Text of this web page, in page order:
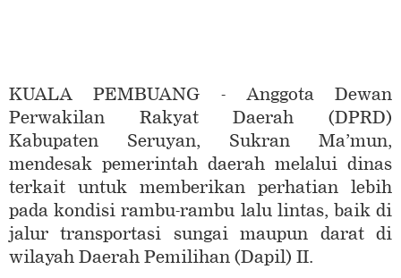
KUALA PEMBUANG - Anggota Dewan
Perwakilan Rakyat Daerah (DPRD)
Kabupaten Seruyan, Sukran Ma’mun,
mendesak pemerintah daerah melalui dinas
terkait untuk memberikan perhatian lebih
pada kondisi rambu-rambu lalu lintas, baik di
jalur transportasi sungai maupun darat di
wilayah Daerah Pemilihan (Dapil) II.